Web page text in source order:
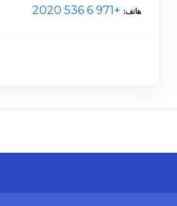
هاتف +971 6 536 2020